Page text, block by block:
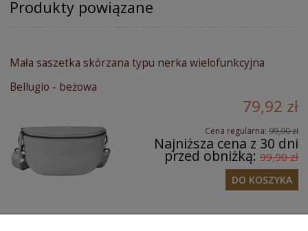
Produkty powiązane
Mała saszetka skórzana typu nerka wielofunkcyjna
Bellugio - beżowa
79,92 zł
Cena regularna: 99,90 zł
Najniższa cena z 30 dni
przed obniżką: 99,90 zł
DO KOSZYKA